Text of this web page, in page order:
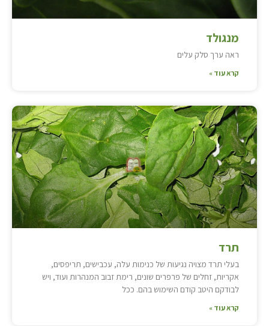
מנגולד
ראה ערך סלק עלים
קרא עוד »
תרד
בעלי תרד מצויה נגיעות של כנימות עלה, עכבישים, תריפסים,
אקריות, זחלים של פרפרים שונים, רימת זבוב המנהרות ועוד, ויש
לבודקם היטב קודם השימוש בהם. ככל
קרא עוד »